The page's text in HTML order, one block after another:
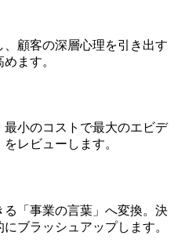
顧客の深層心理を引き出す
ます。
小のコストで最大のエビデ
レビューします。
「事業の言葉」へ変換。決
ブラッシュアップします。